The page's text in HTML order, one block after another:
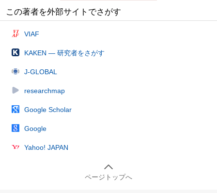
この著者を外部サイトでさがす
VIAF
KAKEN — 研究者をさがす
J-GLOBAL
researchmap
Google Scholar
Google
Yahoo! JAPAN
ページトップへ